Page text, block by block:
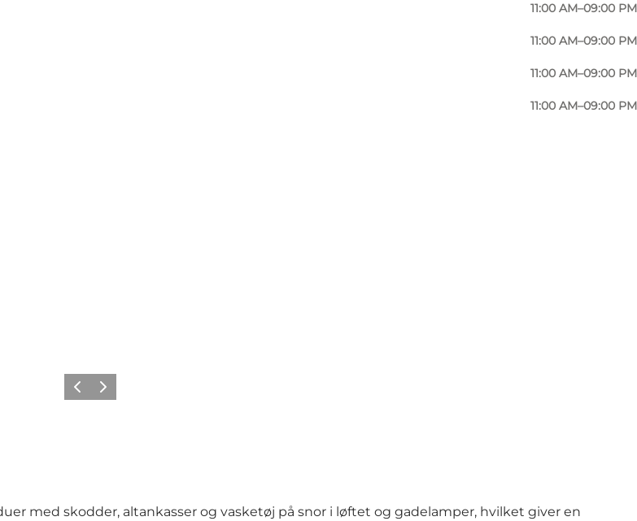
11:00 AM–09:00 PM
11:00 AM–09:00 PM
11:00 AM–09:00 PM
11:00 AM–09:00 PM
ForrigeNæste
med skodder, altankasser og vasketøj på snor i løftet og gadelamper, hvilket giver en